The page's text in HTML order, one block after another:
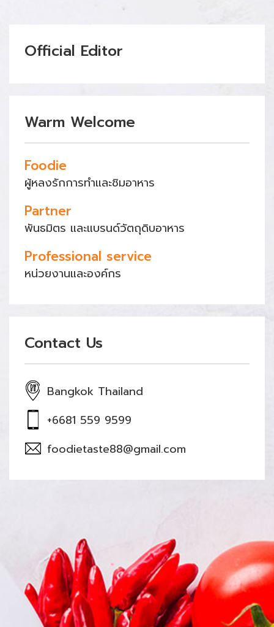
Official Editor
Warm Welcome
Foodie
ผู้หลงรักการทำและชิมอาหาร
Partner
พันธมิตร และแบรนด์วัตถุดิบอาหาร
Professional service
หน่วยงานและองค์กร
Contact Us
Bangkok Thailand
+6681 559 9599
foodietaste88@gmail.com